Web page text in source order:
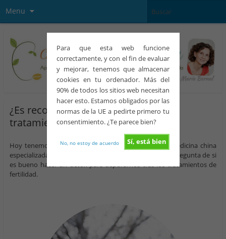
Para que esta web funcione
correctamente, y con el fin de evaluar
y mejorar, tenemos que almacenar
cookies en tu ordenador. Más del
90% de todos los sitios web necesitan
hacer esto. Estamos obligados por las
normas de la UE a pedirte primero tu
consentimiento. ¿Te parece bien?
Sí, está bien
No, no estoy de acuerdo
Menu
¿Es recomendable un detox tras los
tratamientos de fertilidad?
Hoy tenemos en el blog aSara Banal
terapeuta en medicina china
especializada en fertilidad que va a respondernos a la pregunta de si
es bueno hacer un detox para depurarnos tras los tratamientos de
fertilidad.